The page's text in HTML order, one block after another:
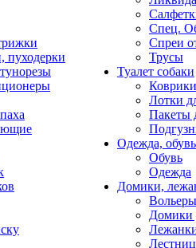
пуходерки
Спец.
Спреи
Трусы
Туалет собаки
Коврики
Лотки
Пакеты
Одежда, обувь
Обувь
Одежда
Домики,
Домики